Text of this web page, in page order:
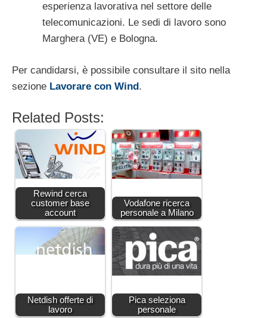
esperienza lavorativa nel settore delle
telecomunicazioni. Le sedi di lavoro sono
Marghera (VE) e Bologna.
Per candidarsi, è possibile consultare il sito nella
sezione Lavorare con Wind.
Related Posts:
Rewind cerca
customer base
account
Vodafone ricerca
personale a Milano
Netdish offerte di
lavoro
Pica seleziona
personale